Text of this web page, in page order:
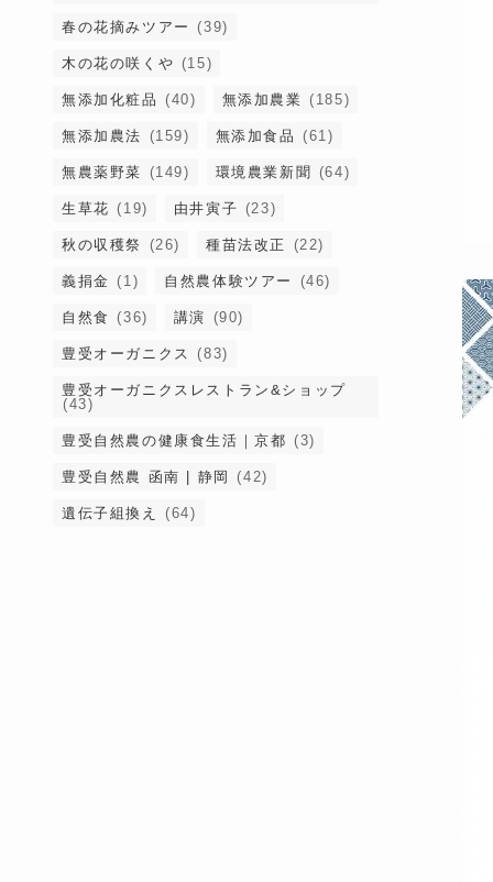
春の花摘みツアー (39)
木の花の咲くや (15)
無添加化粧品 (40) 無添加農業 (185)
無添加農法 (159) 無添加食品 (61)
無農薬野菜 (149) 環境農業新聞 (64)
生草花 (19) 由井寅子 (23)
秋の収穫祭 (26) 種苗法改正 (22)
義捐金 (1) 自然農体験ツアー (46)
自然食 (36) 講演 (90)
豊受オーガニクス (83)
豊受オーガニクスレストラン&ショップ
(43)
豊受自然農の健康食生活｜京都 (3)
豊受自然農 函南 | 静岡 (42)
遺伝子組換え (64)